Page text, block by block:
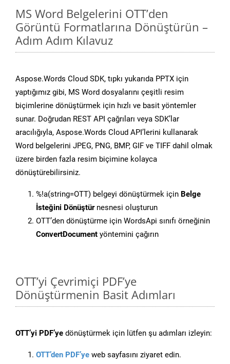
MS Word Belgelerini OTT’den
Görüntü Formatlarına Dönüştürün –
Adım Adım Kılavuz
Aspose.Words Cloud SDK, tıpkı yukarıda PPTX için
yaptığımız gibi, MS Word dosyalarını çeşitli resim
biçimlerine dönüştürmek için hızlı ve basit yöntemler
sunar. Doğrudan REST API çağrıları veya SDK’lar
aracılığıyla, Aspose.Words Cloud API’lerini kullanarak
Word belgelerini JPEG, PNG, BMP, GIF ve TIFF dahil olmak
üzere birden fazla resim biçimine kolayca
dönüştürebilirsiniz.
%!a(string=OTT) belgeyi dönüştürmek için Belge
İsteğini Dönüştürnesnesi oluşturun
OTT’den dönüştürme için WordsApi sınıfı örneğinin
ConvertDocument yöntemini çağırın
OTT’yi Çevrimiçi PDF’ye
Dönüştürmenin Basit Adımları
OTT’yi PDF’ye dönüştürmek için lütfen şu adımları izleyin:
OTT’den PDF’ye web sayfasını ziyaret edin.